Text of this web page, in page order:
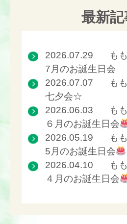
最新
2026.07.29
も
7月のお誕生日会
2026.07.07
も
七夕会☆
2026.06.03
も
６月のお誕生日会
2026.05.19
も
5月のお誕生日会
2026.04.10
も
４月のお誕生日会